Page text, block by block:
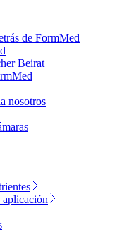
de FormMed
Beirat
nosotros
aplicación